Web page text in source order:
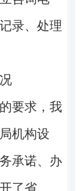
录、处理
要求，我
机构设
承诺、办
了省、